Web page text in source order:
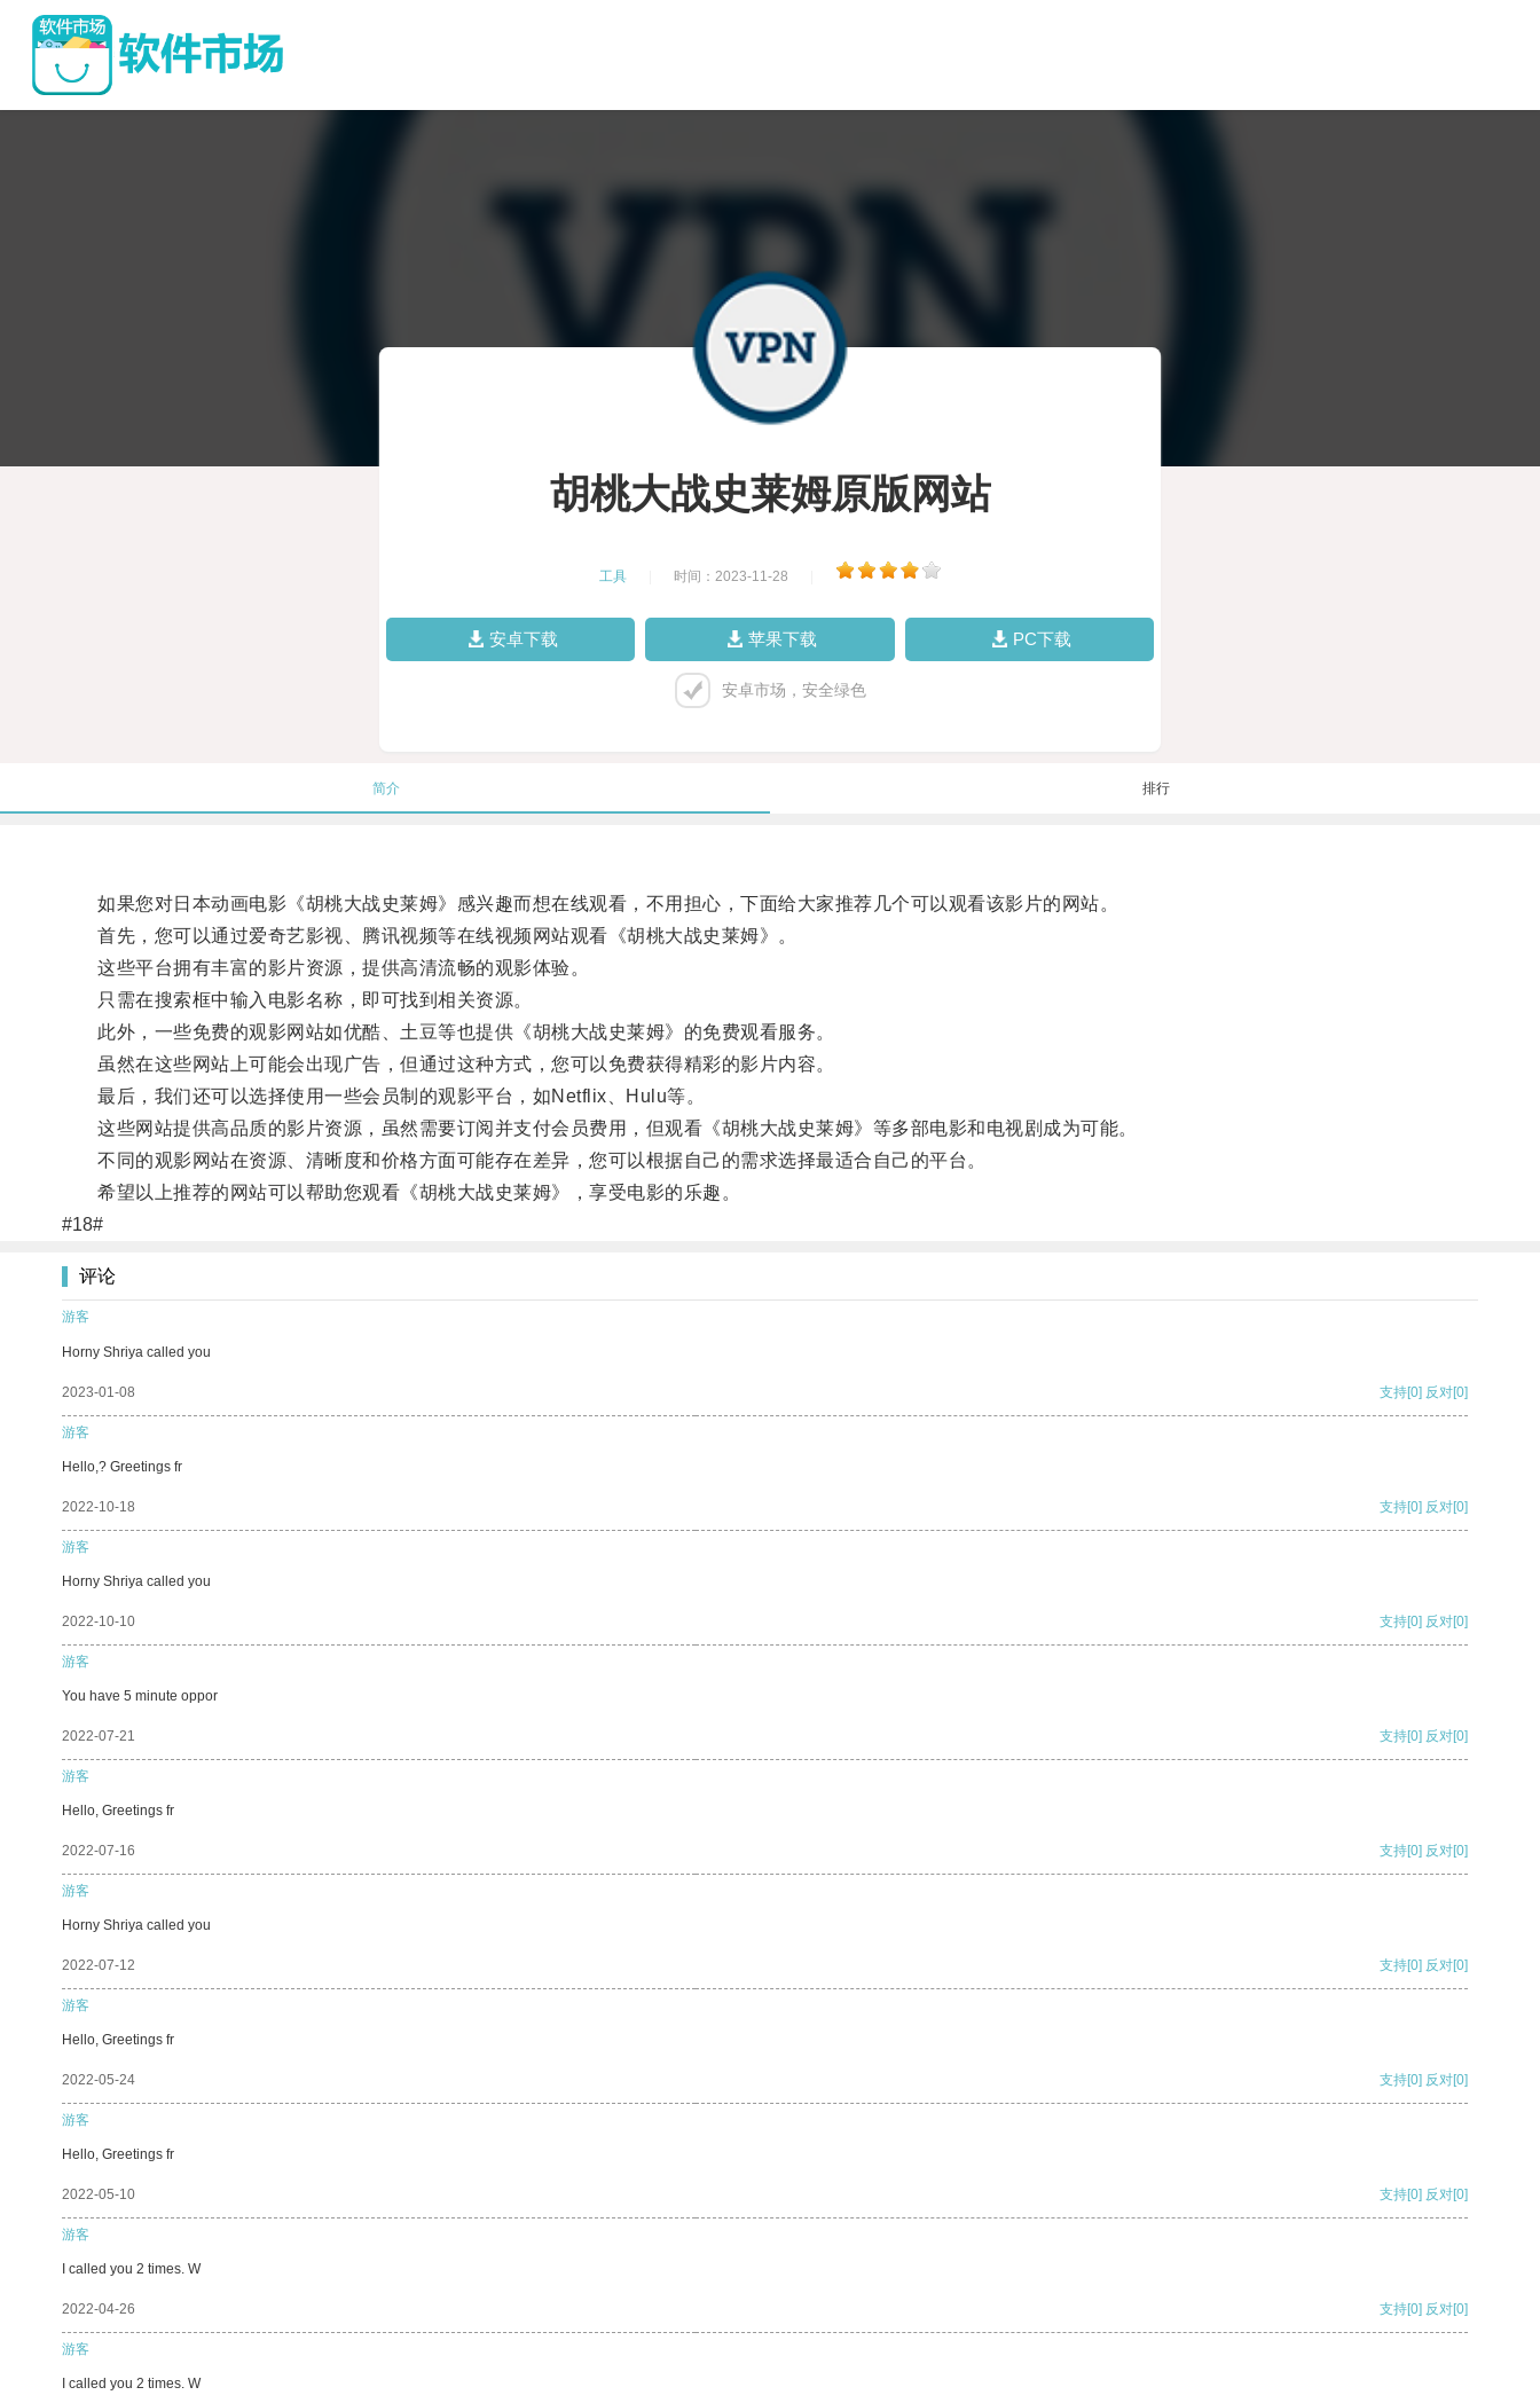
胡桃大战史莱姆原版网站
工具 时间：2023-11-28
安卓下载 苹果下载 PC下载
安卓市场，安全绿色
简介 排行
如果您对日本动画电影《胡桃大战史莱姆》感兴趣而想在线观看，不用担心，下面给大家推荐几个可以观看该影片的网站。
首先，您可以通过爱奇艺影视、腾讯视频等在线视频网站观看《胡桃大战史莱姆》。
这些平台拥有丰富的影片资源，提供高清流畅的观影体验。
只需在搜索框中输入电影名称，即可找到相关资源。
此外，一些免费的观影网站如优酷、土豆等也提供《胡桃大战史莱姆》的免费观看服务。
虽然在这些网站上可能会出现广告，但通过这种方式，您可以免费获得精彩的影片内容。
最后，我们还可以选择使用一些会员制的观影平台，如Netflix、Hulu等。
这些网站提供高品质的影片资源，虽然需要订阅并支付会员费用，但观看《胡桃大战史莱姆》等多部电影和电视剧成为可能。
不同的观影网站在资源、清晰度和价格方面可能存在差异，您可以根据自己的需求选择最适合自己的平台。
希望以上推荐的网站可以帮助您观看《胡桃大战史莱姆》，享受电影的乐趣。
#18#
评论
游客
Horny Shriya called you
2023-01-08 支持[0] 反对[0]
游客
Hello,? Greetings fr
2022-10-18 支持[0] 反对[0]
游客
Horny Shriya called you
2022-10-10 支持[0] 反对[0]
游客
You have 5 minute oppor
2022-07-21 支持[0] 反对[0]
游客
Hello, Greetings fr
2022-07-16 支持[0] 反对[0]
游客
Horny Shriya called you
2022-07-12 支持[0] 反对[0]
游客
Hello, Greetings fr
2022-05-24 支持[0] 反对[0]
游客
Hello, Greetings fr
2022-05-10 支持[0] 反对[0]
游客
I called you 2 times. W
2022-04-26 支持[0] 反对[0]
游客
I called you 2 times. W